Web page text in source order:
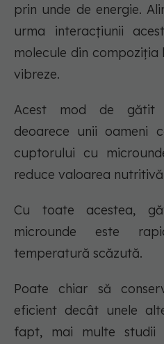
prin unde de energie.
urma interacțiunii
molecule din compoziția
vibreze.
Acest mod de gătit
deoarece unii oameni
cuptorului cu
reduce valoarea
Cu toate acestea,
microunde este
temperatură scăzută.
Poate chiar să
eficient decât unele
fapt, mai multe